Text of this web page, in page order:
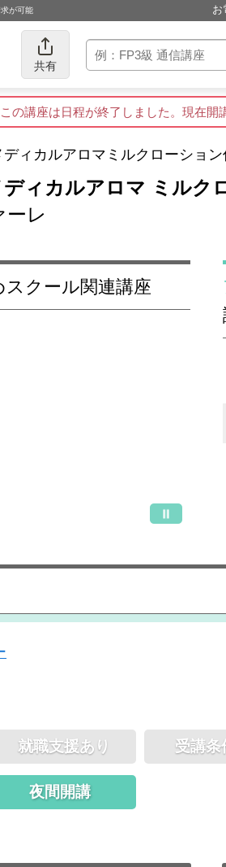
が可能 お
共有
の講座は日程が終了しました。現在開
ィカルアロマミルクローション
ィカルアロマ ミルク
ーレ
スクール関連講座
ア
就職支援あり 受講条
夜間開講